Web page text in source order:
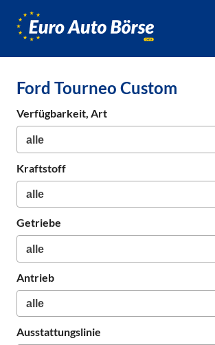
Börse,
für
Neuwagen
Ford Tourneo Custom
Verfügbarkeit, Art
Kraftstoff
Getriebe
Antrieb
Ausstattungslinie